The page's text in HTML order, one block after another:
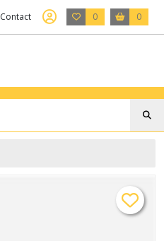
Contact 0 0